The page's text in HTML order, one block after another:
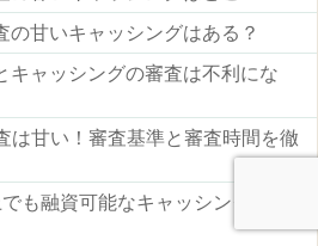
の甘いキャッシングはある？
キャッシングの審査は不利にな
は甘い！審査基準と審査時間を徹
も融資可能なキャッシングはあ